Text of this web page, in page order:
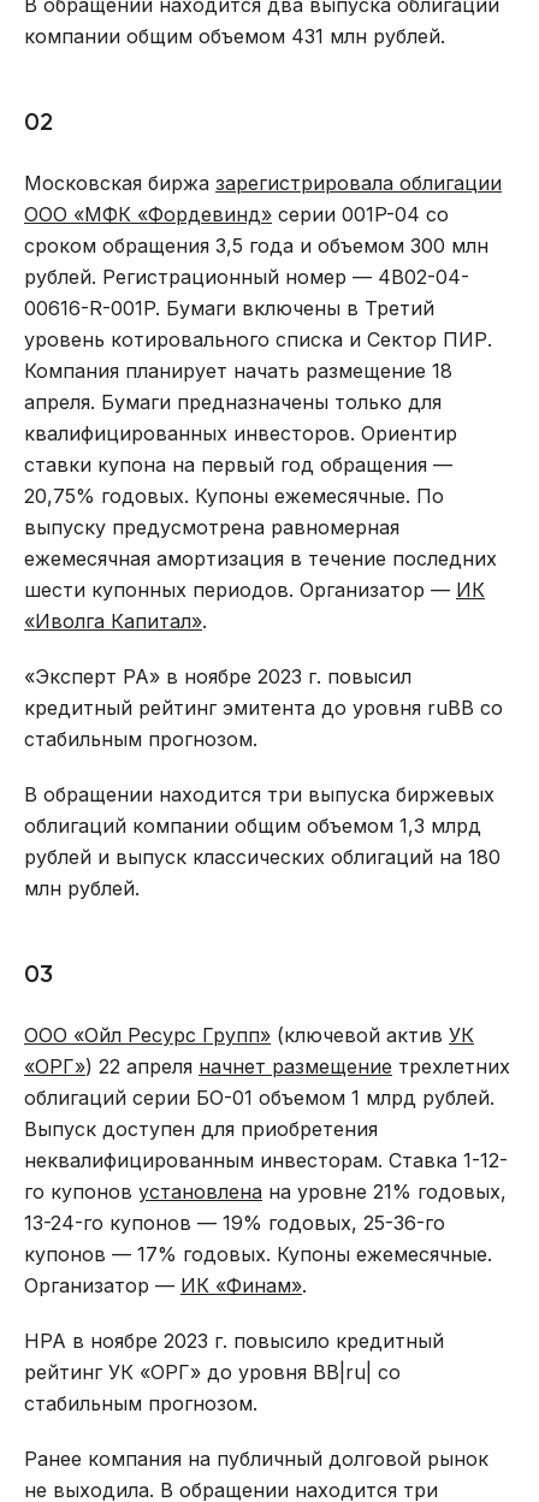
компании общим объемом 431 млн рублей.
02
Московская биржа зарегистрировала облигации
ООО «МФК «Фордевинд» серии 001P-04 со
сроком обращения 3,5 года и объемом 300 млн
рублей. Регистрационный номер — 4B02-04-
00616-R-001P. Бумаги включены в Третий
уровень котировального списка и Сектор ПИР.
Компания планирует начать размещение 18
апреля. Бумаги предназначены только для
квалифицированных инвесторов. Ориентир
ставки купона на первый год обращения —
20,75% годовых. Купоны ежемесячные. По
выпуску предусмотрена равномерная
ежемесячная амортизация в течение последних
шести купонных периодов. Организатор — ИК
«Иволга Капитал».
«Эксперт РА» в ноябре 2023 г. повысил
кредитный рейтинг эмитента до уровня ruBB со
стабильным прогнозом.
В обращении находится три выпуска биржевых
облигаций компании общим объемом 1,3 млрд
рублей и выпуск классических облигаций на 180
млн рублей.
03
ООО «Ойл Ресурс Групп» (ключевой актив УК
«ОРГ») 22 апреля начнет размещение трехлетних
облигаций серии БО-01 объемом 1 млрд рублей.
Выпуск доступен для приобретения
неквалифицированным инвесторам. Ставка 1-12-
го купонов установлена на уровне 21% годовых,
13-24-го купонов — 19% годовых, 25-36-го
купонов — 17% годовых. Купоны ежемесячные.
Организатор — ИК «Финам».
НРА в ноябре 2023 г. повысило кредитный
рейтинг УК «ОРГ» до уровня BВ|ru| со
стабильным прогнозом.
Ранее компания на публичный долговой рынок
не выходила. В обращении находится три